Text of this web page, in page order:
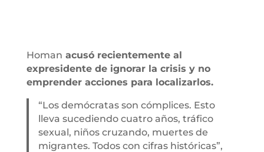
Homan acusó recientemente al
expresidente de ignorar la crisis y no
emprender acciones para localizarlos.
“Los demócratas son cómplices. Esto
lleva sucediendo cuatro años, tráfico
sexual, niños cruzando, muertes de
migrantes. Todos con cifras históricas”,